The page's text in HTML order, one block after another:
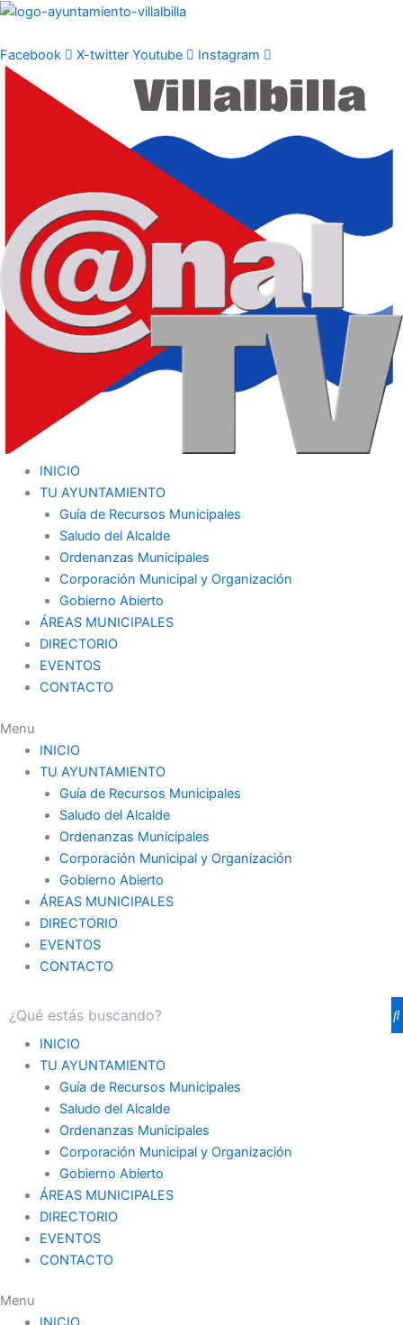
Ir
contenido
Facebook X-twitter Youtube Instagram
INICIO
TU AYUNTAMIENTO
Guía de Recursos Municipales
Saludo del Alcalde
Ordenanzas Municipales
Corporación Municipal y Organización
Gobierno Abierto
ÁREAS MUNICIPALES
DIRECTORIO
EVENTOS
CONTACTO
Menu
INICIO
TU AYUNTAMIENTO
Guía de Recursos Municipales
Saludo del Alcalde
Ordenanzas Municipales
Corporación Municipal y Organización
Gobierno Abierto
ÁREAS MUNICIPALES
DIRECTORIO
EVENTOS
CONTACTO
INICIO
TU AYUNTAMIENTO
Guía de Recursos Municipales
Saludo del Alcalde
Ordenanzas Municipales
Corporación Municipal y Organización
Gobierno Abierto
ÁREAS MUNICIPALES
DIRECTORIO
EVENTOS
CONTACTO
Menu